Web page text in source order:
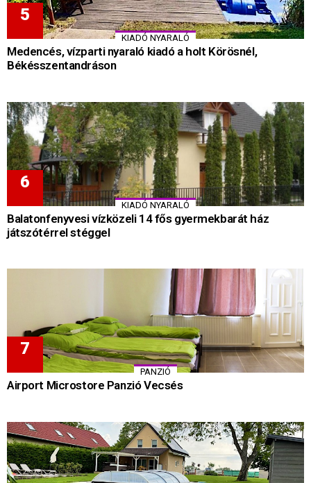
KIADÓ NYARALÓ
Medencés, vízparti nyaraló kiadó a holt Körösnél,
Békésszentandráson
KIADÓ NYARALÓ
Balatonfenyvesi vízközeli 14 fős gyermekbarát ház
játszótérrel stéggel
PANZIÓ
Airport Microstore Panzió Vecsés